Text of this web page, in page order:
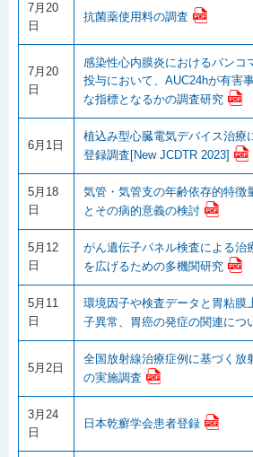
7月20
日
抗菌薬使用料の調査
7月20
日
感染性心内膜炎におけるバンコ
投与において、AUC24hが有害
な指標となるかの調査研究
6月1日
植込み型心臓電気デバイス治療
登録調査[New JCDTR 2023]
5月18
日
気管・気管支の年齢依存的特徴
とその病的意義の検討
5月12
日
がん遺伝子パネル検査による治
を広げるための多機関研究
5月11
日
環境因子や検査データと胃粘膜
子異常、胃癌の発症の関連につ
5月2日
全国放射線治療症例に基づく放
の実施調査
3月24
日
日本乾癬学会患者登録